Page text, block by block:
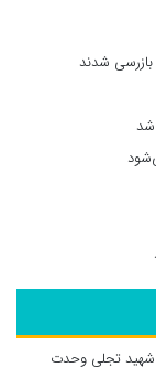
بازرسی شدند
شهید تجلی وحدت